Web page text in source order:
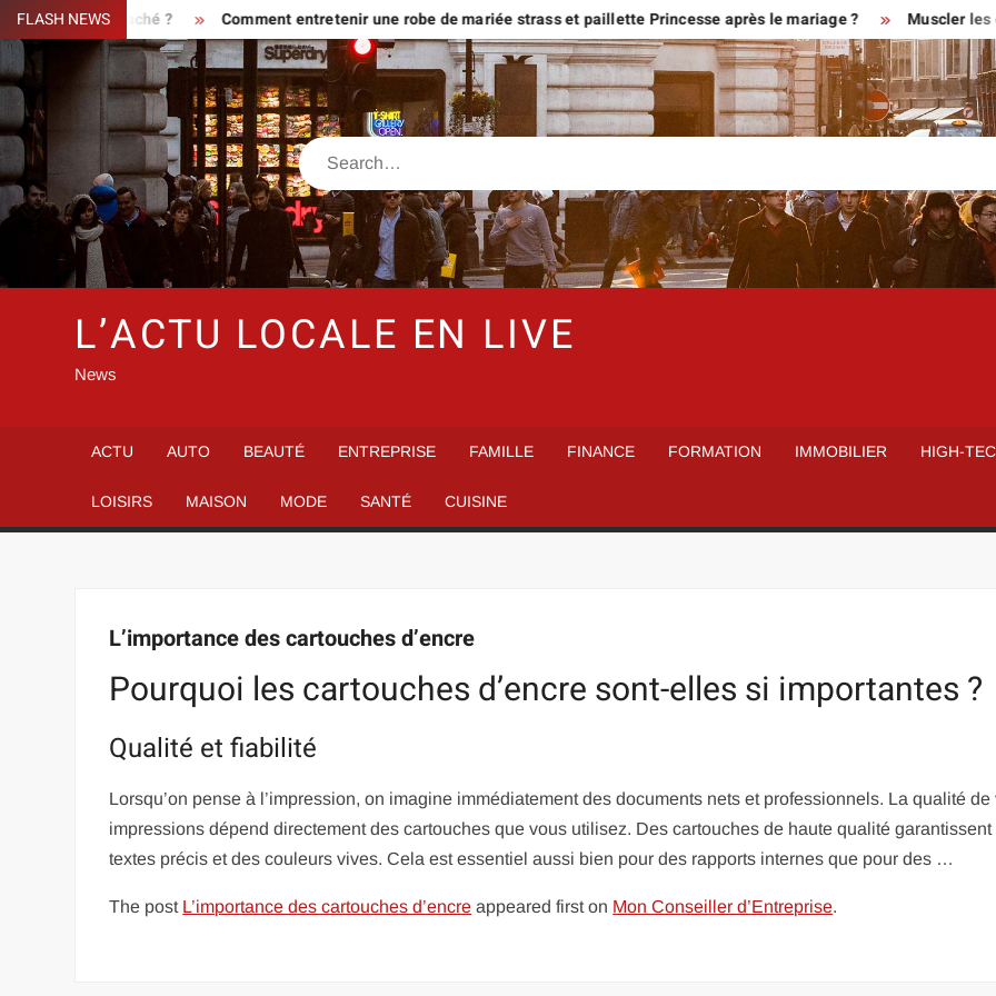
Skip
to
content
FLASH NEWS
ou piège caché ? Comment entretenir une robe de mariée strass et paillette Princesse après le mariage ? Muscler les
Search
L’ACTU LOCALE EN LIVE
News
ACTU AUTO BEAUTÉ ENTREPRISE FAMILLE FINANCE FORMATION IMMOBILIER HIGH-
LOISIRS MAISON MODE SANTÉ CUISINE
L’importance des cartouches d’encre
Pourquoi les cartouches d’encre sont-elles si importantes ?
Qualité et fiabilité
Lorsqu’on pense à l’impression, on imagine immédiatement des documents nets et professionnels. La qualité de
impressions dépend directement des cartouches que vous utilisez. Des cartouches de haute qualité garantissent
textes précis et des couleurs vives. Cela est essentiel aussi bien pour des rapports internes que pour des …
The post L’importance des cartouches d’encre appeared first on Mon Conseiller d’Entreprise.